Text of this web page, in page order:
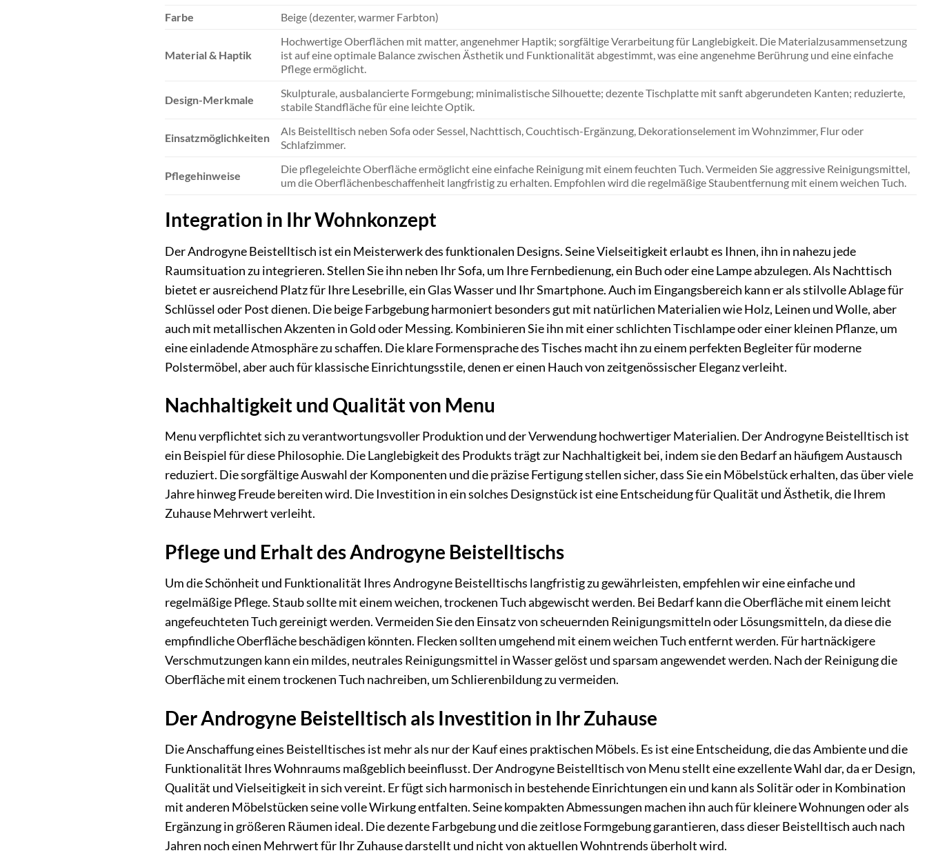
Farbe
Beige (dezenter, warmer Farbton)
Material & Haptik
Hochwertige Oberflächen mit matter, angenehmer Haptik; sorgfältige Verarbeitung für Langlebigkeit. Die Materialzusammensetzung
ist auf eine optimale Balance zwischen Ästhetik und Funktionalität abgestimmt, was eine angenehme Berührung und eine einfache
Pflege ermöglicht.
Design-Merkmale
Skulpturale, ausbalancierte Formgebung; minimalistische Silhouette; dezente Tischplatte mit sanft abgerundeten Kanten; reduzierte,
stabile Standfläche für eine leichte Optik.
Einsatzmöglichkeiten
Als Beistelltisch neben Sofa oder Sessel, Nachttisch, Couchtisch-Ergänzung, Dekorationselement im Wohnzimmer, Flur oder
Schlafzimmer.
Pflegehinweise
Die pflegeleichte Oberfläche ermöglicht eine einfache Reinigung mit einem feuchten Tuch. Vermeiden Sie aggressive Reinigungsmittel,
um die Oberflächenbeschaffenheit langfristig zu erhalten. Empfohlen wird die regelmäßige Staubentfernung mit einem weichen Tuch.
Integration in Ihr Wohnkonzept
Der Androgyne Beistelltisch ist ein Meisterwerk des funktionalen Designs. Seine Vielseitigkeit erlaubt es Ihnen, ihn in nahezu jede
Raumsituation zu integrieren. Stellen Sie ihn neben Ihr Sofa, um Ihre Fernbedienung, ein Buch oder eine Lampe abzulegen. Als Nachttisch
bietet er ausreichend Platz für Ihre Lesebrille, ein Glas Wasser und Ihr Smartphone. Auch im Eingangsbereich kann er als stilvolle Ablage für
Schlüssel oder Post dienen. Die beige Farbgebung harmoniert besonders gut mit natürlichen Materialien wie Holz, Leinen und Wolle, aber
auch mit metallischen Akzenten in Gold oder Messing. Kombinieren Sie ihn mit einer schlichten Tischlampe oder einer kleinen Pflanze, um
eine einladende Atmosphäre zu schaffen. Die klare Formensprache des Tisches macht ihn zu einem perfekten Begleiter für moderne
Polstermöbel, aber auch für klassische Einrichtungsstile, denen er einen Hauch von zeitgenössischer Eleganz verleiht.
Nachhaltigkeit und Qualität von Menu
Menu verpflichtet sich zu verantwortungsvoller Produktion und der Verwendung hochwertiger Materialien. Der Androgyne Beistelltisch ist
ein Beispiel für diese Philosophie. Die Langlebigkeit des Produkts trägt zur Nachhaltigkeit bei, indem sie den Bedarf an häufigem Austausch
reduziert. Die sorgfältige Auswahl der Komponenten und die präzise Fertigung stellen sicher, dass Sie ein Möbelstück erhalten, das über viele
Jahre hinweg Freude bereiten wird. Die Investition in ein solches Designstück ist eine Entscheidung für Qualität und Ästhetik, die Ihrem
Zuhause Mehrwert verleiht.
Pflege und Erhalt des Androgyne Beistelltischs
Um die Schönheit und Funktionalität Ihres Androgyne Beistelltischs langfristig zu gewährleisten, empfehlen wir eine einfache und
regelmäßige Pflege. Staub sollte mit einem weichen, trockenen Tuch abgewischt werden. Bei Bedarf kann die Oberfläche mit einem leicht
angefeuchteten Tuch gereinigt werden. Vermeiden Sie den Einsatz von scheuernden Reinigungsmitteln oder Lösungsmitteln, da diese die
empfindliche Oberfläche beschädigen könnten. Flecken sollten umgehend mit einem weichen Tuch entfernt werden. Für hartnäckigere
Verschmutzungen kann ein mildes, neutrales Reinigungsmittel in Wasser gelöst und sparsam angewendet werden. Nach der Reinigung die
Oberfläche mit einem trockenen Tuch nachreiben, um Schlierenbildung zu vermeiden.
Der Androgyne Beistelltisch als Investition in Ihr Zuhause
Die Anschaffung eines Beistelltisches ist mehr als nur der Kauf eines praktischen Möbels. Es ist eine Entscheidung, die das Ambiente und die
Funktionalität Ihres Wohnraums maßgeblich beeinflusst. Der Androgyne Beistelltisch von Menu stellt eine exzellente Wahl dar, da er Design,
Qualität und Vielseitigkeit in sich vereint. Er fügt sich harmonisch in bestehende Einrichtungen ein und kann als Solitär oder in Kombination
mit anderen Möbelstücken seine volle Wirkung entfalten. Seine kompakten Abmessungen machen ihn auch für kleinere Wohnungen oder als
Ergänzung in größeren Räumen ideal. Die dezente Farbgebung und die zeitlose Formgebung garantieren, dass dieser Beistelltisch auch nach
Jahren noch einen Mehrwert für Ihr Zuhause darstellt und nicht von aktuellen Wohntrends überholt wird.